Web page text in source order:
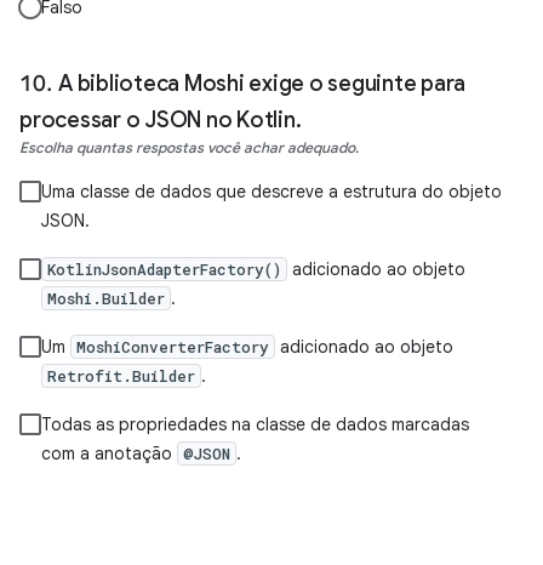
Falso
A biblioteca Moshi exige o seguinte para
processar o JSON no Kotlin.
Escolha quantas respostas você achar adequado.
Uma classe de dados que descreve a estrutura do objeto
JSON.
KotlinJsonAdapterFactory() adicionado ao objeto
Moshi.Builder .
Um MoshiConverterFactory adicionado ao objeto
Retrofit.Builder .
Todas as propriedades na classe de dados marcadas
com a anotação
@JSON .